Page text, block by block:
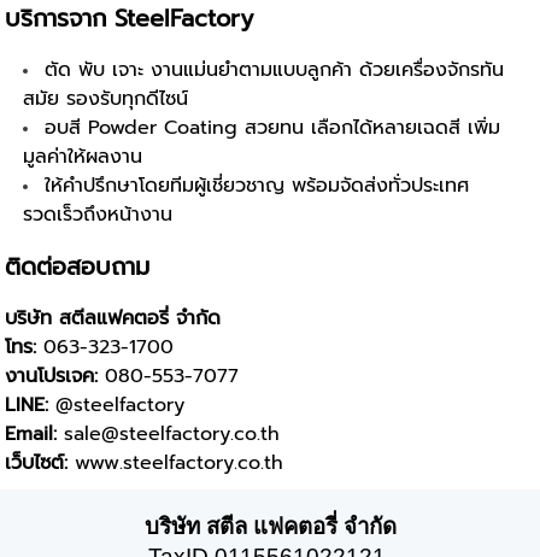
บริการจาก SteelFactory
ตัด พับ เจาะ งานแม่นยำตามแบบลูกค้า ด้วยเครื่องจักรทัน
สมัย รองรับทุกดีไซน์
อบสี Powder Coating สวยทน เลือกได้หลายเฉดสี เพิ่ม
มูลค่าให้ผลงาน
ให้คำปรึกษาโดยทีมผู้เชี่ยวชาญ พร้อมจัดส่งทั่วประเทศ
รวดเร็วถึงหน้างาน
ติดต่อสอบถาม
บริษัท สตีลแฟคตอรี่ จำกัด
โทร: 063-323-1700
งานโปรเจค: 080-553-7077
LINE: @steelfactory
Email: sale@steelfactory.co.th
เว็บไซต์: www.steelfactory.co.th
บริษัท สตีล แฟคตอรี่ จำกัด